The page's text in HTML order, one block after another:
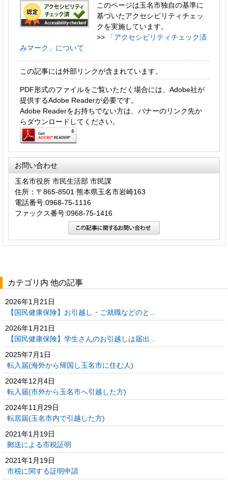
このページは玉名市独自の基準に
基づいたアクセシビリティチェッ
クを実施しています。
>>
「アクセシビリティチェック済
みマーク」について
この記事には外部リンクが含まれています。
PDF形式のファイルをご覧いただく場合には、Adobe社が
提供するAdobe Readerが必要です。
Adobe Readerをお持ちでない方は、バナーのリンク先か
らダウンロードしてください。
お問い合わせ
玉名市役所 市民生活部 市民課
住所：〒865-8501 熊本県玉名市岩崎163
電話番号:0968-75-1116
ファックス番号:0968-75-1416
カテゴリ内 他の記事
2026年1月21日
【国民健康保険】お引越し・ご就職などのと...
2026年1月21日
【国民健康保険】学生さんのお引越しは届出...
2025年7月1日
転入届(海外から帰国し玉名市に住む人)
2024年12月4日
転入届(市外から玉名市へ引越した方)
2024年11月29日
転居届(玉名市内で引越した方)
2021年1月19日
郵送による市税証明
2021年1月19日
市税に関する証明申請